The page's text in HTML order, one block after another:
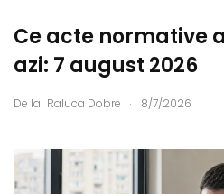
Ce acte normative
azi: 7 august 2026
De la Raluca Dobre . 8/7/2026